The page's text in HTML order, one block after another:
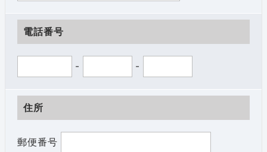
電話番号
- -
住所
郵便番号